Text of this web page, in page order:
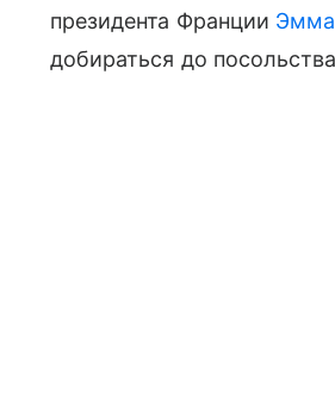
президента Франции
добираться до